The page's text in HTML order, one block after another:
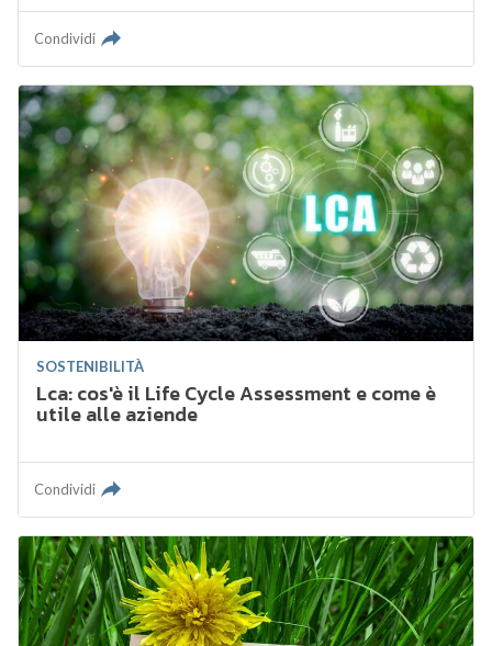
Condividi
SOSTENIBILITÀ
Lca: cos'è il Life Cycle Assessment e come è
utile alle aziende
Condividi